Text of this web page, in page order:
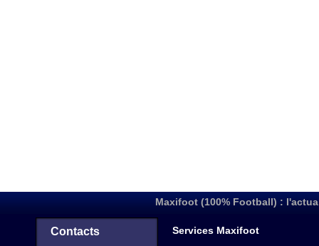
Maxifoot (100% Football) :
Contacts Services Maxifoot